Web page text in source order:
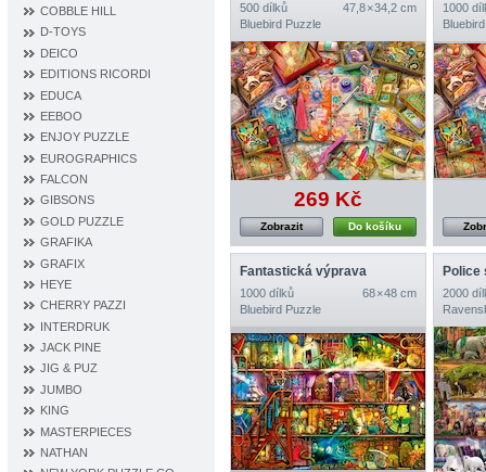
COBBLE HILL
D‐TOYS
DEICO
EDITIONS RICORDI
EDUCA
EEBOO
ENJOY PUZZLE
EUROGRAPHICS
FALCON
GIBSONS
GOLD PUZZLE
GRAFIKA
GRAFIX
HEYE
CHERRY PAZZI
INTERDRUK
JACK PINE
JIG & PUZ
JUMBO
KING
MASTERPIECES
NATHAN
500 dílků
47,8 × 34,2 cm
Bluebird Puzzle
269 Kč
Do košíku
Zobrazit
1000
Fantastická výprava
1000 dílků
68 × 48 cm
Bluebird Puzzle
Police
2000